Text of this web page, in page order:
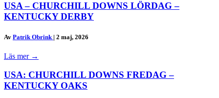
USA – CHURCHILL DOWNS LÖRDAG –
KENTUCKY DERBY
Av Patrik Obrink | 2 maj, 2026
Läs mer →
USA: CHURCHILL DOWNS FREDAG –
KENTUCKY OAKS